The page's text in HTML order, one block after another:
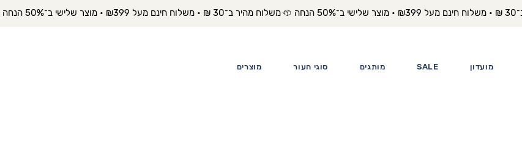
משלוח מהיר ב־30 ₪ • משלוח חינם מעל ₪399 • מוצר שלישי ב־50% הנחה
מוצרים סוגי העור מותגים SALE מועדון